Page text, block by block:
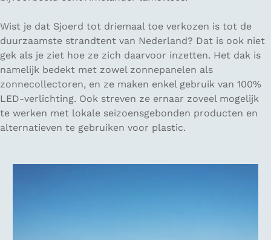
Wist je dat Sjoerd tot driemaal toe verkozen is tot de
duurzaamste strandtent van Nederland? Dat is ook niet
gek als je ziet hoe ze zich daarvoor inzetten. Het dak is
namelijk bedekt met zowel zonnepanelen als
zonnecollectoren, en ze maken enkel gebruik van 100%
LED-verlichting. Ook streven ze ernaar zoveel mogelijk
te werken met lokale seizoensgebonden producten en
alternatieven te gebruiken voor plastic.